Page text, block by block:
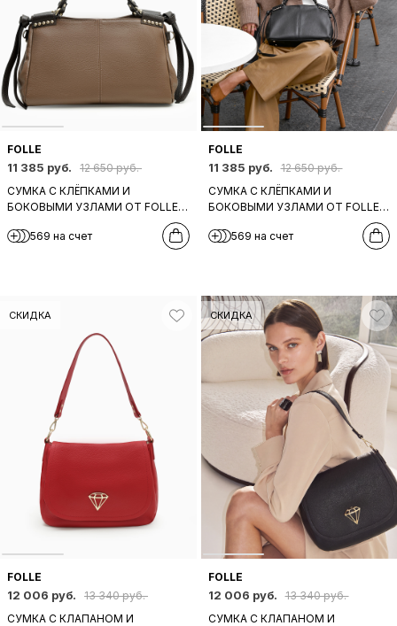
FOLLE
11 385 руб.
12 650 руб.
СУМКА С КЛЁПКАМИ И
БОКОВЫМИ УЗЛАМИ ОТ FOLLE
ИЗ НАТУРАЛЬНОЙ КОЖИ СЕРО-
БЕЖЕВОГО ЦВЕТА
569 на счет
FOLLE
11 385 руб.
12 650 руб.
СУМКА С КЛЁПКАМИ И
БОКОВЫМИ УЗЛАМИ ОТ FOLLE
ЧЕРНОГО ЦВЕТА
569 на счет
СКИДКА
FOLLE
12 006 руб.
13 340 руб.
СУМКА С КЛАПАНОМ И
СКИДКА
FOLLE
12 006 руб.
13 340 руб.
СУМКА С КЛАПАНОМ И